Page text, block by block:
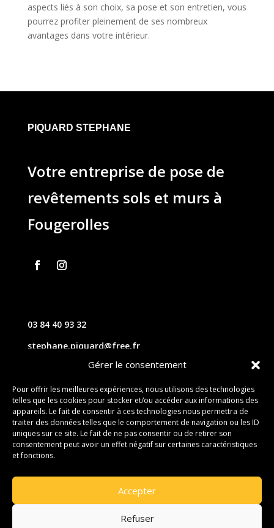
Gérer le consentement
Pour offrir les meilleures expériences, nous utilisons des technologies
telles que les cookies pour stocker et/ou accéder aux informations des
appareils. Le fait de consentir à ces technologies nous permettra de
traiter des données telles que le comportement de navigation ou les ID
uniques sur ce site. Le fait de ne pas consentir ou de retirer son
consentement peut avoir un effet négatif sur certaines caractéristiques
et fonctions.
Accepter
Refuser
aspects liés à son choix, sa pose et son entretien, vous
pourrez profiter pleinement de ses nombreux
avantages dans votre intérieur.
PIQUARD STEPHANE
Votre entreprise de pose de
revêtements sols et murs à
Fougerolles
03 84 40 93 32
stephane.piquard@free.fr
61 les chavannes – 70220 FOUGEROLLES
Contact